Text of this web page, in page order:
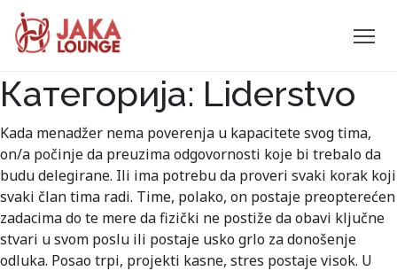
Skip
to
content
JAKA
LOUNGE
Категорија: Liderstvo
Kada menadžer nema poverenja u kapacitete svog tima,
on/a počinje da preuzima odgovornosti koje bi trebalo da
budu delegirane. Ili ima potrebu da proveri svaki korak koji
svaki član tima radi. Time, polako, on postaje preopterećen
zadacima do te mere da fizički ne postiže da obavi ključne
stvari u svom poslu ili postaje usko grlo za donošenje
odluka. Posao trpi, projekti kasne, stres postaje visok. U